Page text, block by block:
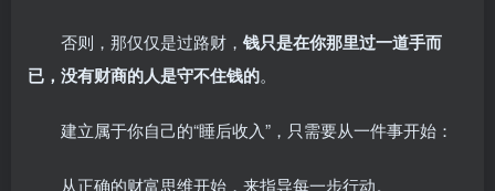
否则，那仅仅是过路财， 钱只是在你那里过一道手而
已，没有财商的人是守不住钱的。
建立属于你自己的“睡后收入”，只需要从一件事开始：
从正确的财富思维开始，来指导每一步行动。